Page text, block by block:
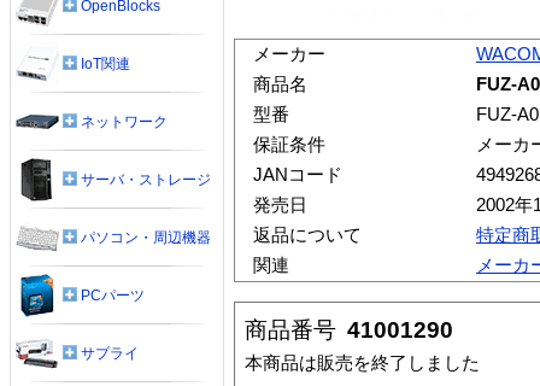
メーカー
商品名
FUZ-
型番
FUZ-
保証条件
メーカ
JANコード
発売日
2002年
返品について
特定商
関連
メーカ
商品番号 41001290
本商品は販売を終了しました
OpenBlocks
IoT関連
ネットワーク
サーバ・ストレージ
パソコン・周辺機器
PCパーツ
サプライ